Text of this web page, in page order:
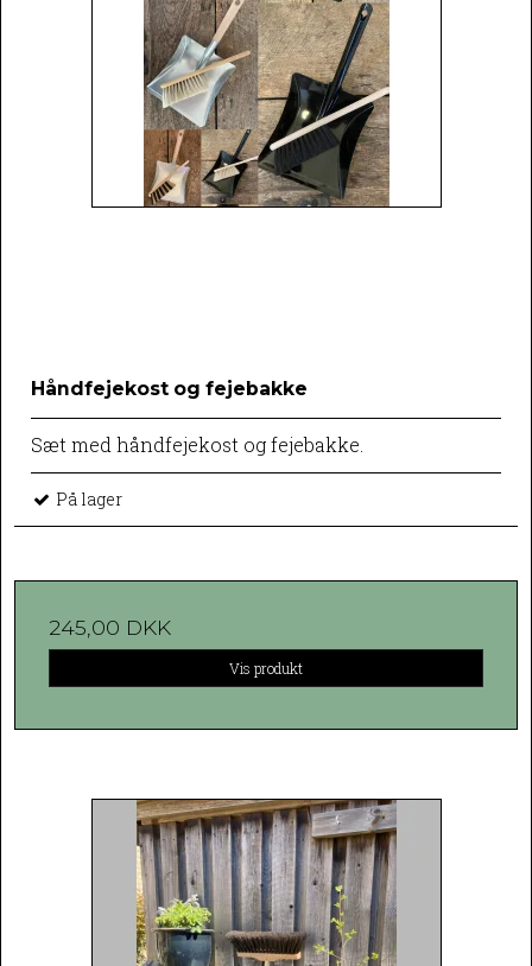
Håndfejekost og fejebakke
Sæt med håndfejekost og fejebakke.
På lager
245,00 DKK
Vis produkt